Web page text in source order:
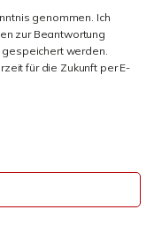
genommen. Ich
zur Beantwortung
werden.
für die Zukunft per E-